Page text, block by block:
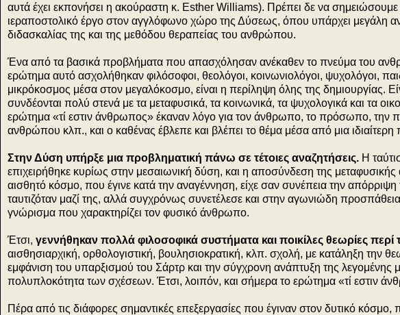
αυτά έχει εκπονήσει η ακούραστη κ. Esther Williams). Πρέπει δε να σημειώσουμε
ιεραποστολικό έργο στον αγγλόφωνο χώρο της Δύσεως, όπου υπάρχει μεγάλη
διδασκαλίας της και της μεθόδου θεραπείας του ανθρώπου.
Ένα από τα βασικά προβλήματα που απασχόλησαν ανέκαθεν το πνεύμα του
ερώτημα αυτό ασχολήθηκαν φιλόσοφοι, θεολόγοι, κοινωνιολόγοι, ψυχολόγοι,
μικρόκοσμος μέσα στον μεγαλόκοσμο, είναι η περίληψη όλης της δημιουργίας.
συνδέονται πολύ στενά με τα μεταφυσικά, τα κοινωνικά, τα ψυχολογικά και τα
ερώτημα «τί εστιν άνθρωπος» έκαναν λόγο για τον άνθρωπο, το πρόσωπο, την
ανθρώπου κλπ., και ο καθένας έβλεπε και βλέπει το θέμα μέσα από μια ιδιαίτερη
Στην Δύση υπήρξε μια προβληματική πάνω σε τέτοιες αναζητήσεις. Η
επιχειρήθηκε κυρίως στην μεσαιωνική δύση, και η αποσύνδεση της μεταφυσικής
αισθητό κόσμο, που έγινε κατά την αναγέννηση, είχε σαν συνέπεια την απόρριψη
ταυτιζόταν μαζί της, αλλά συγχρόνως συνετέλεσε και στην αγωνιώδη
γνώρισμα που χαρακτηρίζει τον φυσικό άνθρωπο.
Έτσι, γεννήθηκαν πολλά φιλοσοφικά συστήματα και ποικίλες θεωρίες
αισθησιαρχική, ορθολογιστική, βουλησιοκρατική, κλπ. σχολή, με κατάληξη την
εμφάνιση του υπαρξισμού του Σάρτρ και την σύγχρονη ανάπτυξη της λεγομένης
πολυπλοκότητα των σχέσεων. Έτσι, λοιπόν, και σήμερα το ερώτημα «τί εστιν
Πέρα από τις διάφορες σημαντικές επεξεργασίες που έγιναν στον δυτικό